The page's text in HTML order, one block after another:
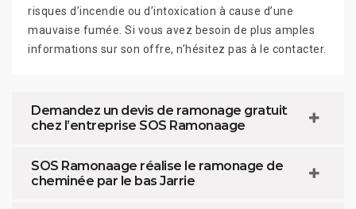
risques d’incendie ou d’intoxication à cause d’une
mauvaise fumée. Si vous avez besoin de plus amples
informations sur son offre, n’hésitez pas à le contacter.
Demandez un devis de ramonage gratuit
chez l’entreprise SOS Ramonaage
SOS Ramonaage réalise le ramonage de
cheminée par le bas Jarrie